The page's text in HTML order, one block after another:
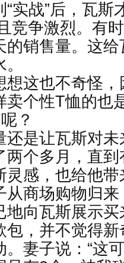
实战”后，瓦斯
竞争激烈。有
的销售量。这
想这也不奇怪
卖个性T恤的也
？
还是让瓦斯对
两个多月，直
灵感，也给他
从商场购物归
地向瓦斯展示
包，并不觉得
妻子说：“这